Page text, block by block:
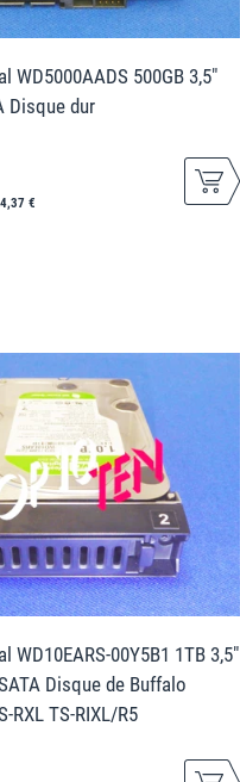
WD5000AADS 500GB 3,5"
Disque dur
€
WD10EARS-00Y5B1 1TB 3,5"
Disque de Buffalo
RXL TS-RIXL/R5